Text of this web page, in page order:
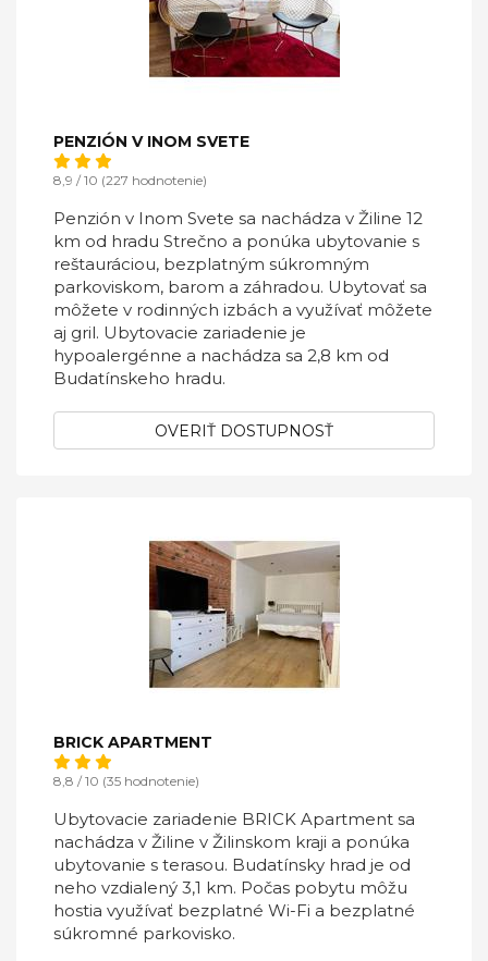
PENZIÓN V INOM SVETE
8,9 / 10 (227 hodnotenie)
Penzión v Inom Svete sa nachádza v Žiline 12
km od hradu Strečno a ponúka ubytovanie s
reštauráciou, bezplatným súkromným
parkoviskom, barom a záhradou. Ubytovať sa
môžete v rodinných izbách a využívať môžete
aj gril. Ubytovacie zariadenie je
hypoalergénne a nachádza sa 2,8 km od
Budatínskeho hradu.
OVERIŤ DOSTUPNOSŤ
BRICK APARTMENT
8,8 / 10 (35 hodnotenie)
Ubytovacie zariadenie BRICK Apartment sa
nachádza v Žiline v Žilinskom kraji a ponúka
ubytovanie s terasou. Budatínsky hrad je od
neho vzdialený 3,1 km. Počas pobytu môžu
hostia využívať bezplatné Wi-Fi a bezplatné
súkromné parkovisko.